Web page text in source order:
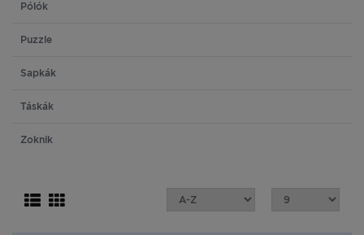
Pólók
Puzzle
Sapkák
Táskák
Zoknik